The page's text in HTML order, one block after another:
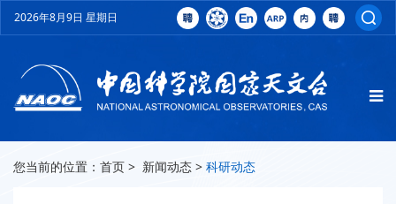
2026年8月9日 星期日
您当前的位置： 首页 > 新闻动态 > 科研动态